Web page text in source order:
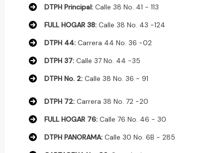
DTPH Principal: Calle 38 No. 41 - 113
FULL HOGAR 38: Calle 38 No. 43 -124
DTPH 44: Carrera 44 No. 36 -02
DTPH 37: Calle 37 No. 44 -35
DTPH No. 2: Calle 38 No. 36 - 91
DTPH 72: Carrera 38 No. 72 -20
FULL HOGAR 76: Calle 76 No. 46 - 30
DTPH PANORAMA: Calle 30 No. 6B - 285